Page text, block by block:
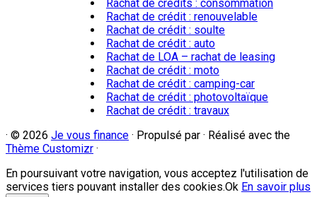
Rachat de crédits : consommation
Rachat de crédit : renouvelable
Rachat de crédit : soulte
Rachat de crédit : auto
Rachat de LOA – rachat de leasing
Rachat de crédit : moto
Rachat de crédit : camping-car
Rachat de crédit : photovoltaïque
Rachat de crédit : travaux
· © 2026 Je vous finance · Propulsé par · Réalisé avec the
Thème Customizr ·
En poursuivant votre navigation, vous acceptez l'utilisation de
services tiers pouvant installer des cookies.Ok En savoir plus